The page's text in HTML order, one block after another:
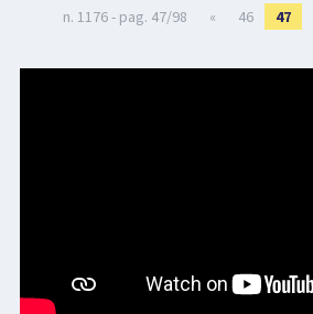
n. 1176 - pag. 47/98 « 46 47